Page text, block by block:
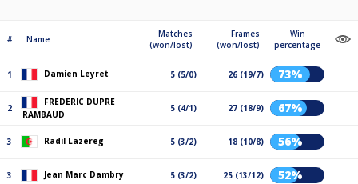
# Name
Matches
(won/lost)
Frames
(won/lost)
Win
percentage
1 Damien Leyret 5 (5/0) 26 (19/7) 73%
2
FREDERIC DUPRE
RAMBAUD
5 (4/1) 27 (18/9) 67%
3 Radil Lazereg 5 (3/2) 18 (10/8) 56%
3 Jean Marc Dambry 5 (3/2) 25 (13/12) 52%